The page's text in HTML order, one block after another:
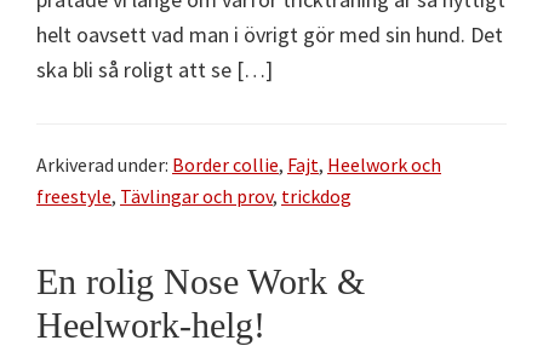
helt oavsett vad man i övrigt gör med sin hund. Det
ska bli så roligt att se […]
Arkiverad under: Border collie, Fajt, Heelwork och
freestyle, Tävlingar och prov, trickdog
En rolig Nose Work &
Heelwork-helg!